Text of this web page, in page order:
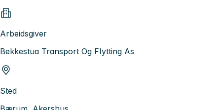
Arbeidsgiver
Bekkestua Transport Og Flytting As
Sted